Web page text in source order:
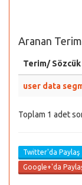
Aranan
Terim/ Sözcük
user data
Toplam 1 adet
Twitter'da Paylaş
Google+'da